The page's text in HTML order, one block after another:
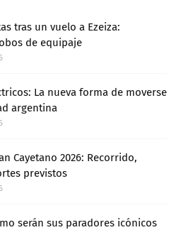
tras un vuelo a Ezeiza:
de equipaje
La nueva forma de moverse
argentina
Cayetano 2026: Recorrido,
previstos
serán sus paradores icónicos